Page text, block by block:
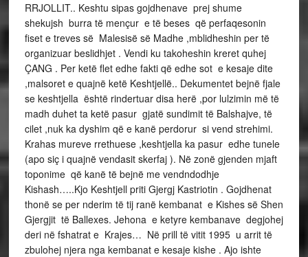
RRJOLLIT.. Keshtu sipas gojdhenave prej shume
shekujsh burra të mençur e të beses që perfaqesonin
fiset e treves së Malesisë së Madhe ,mblidheshin per të
organizuar beslidhjet . Vendi ku takoheshin kreret quhej
ÇANG . Per ketë flet edhe fakti që edhe sot e kesaje dite
,malsoret e quajnë ketë Keshtjellë.. Dekumentet bejnë fjale
se keshtjella është rindertuar disa herë ,por lulzimin më të
madh duhet ta ketë pasur gjatë sundimit të Balshajve, të
cilet ,nuk ka dyshim që e kanë perdorur si vend strehimi.
Krahas mureve rrethuese ,keshtjella ka pasur edhe tunele
(apo siç i quajnë vendasit skerfaj ). Në zonë gjenden mjaft
toponime që kanë të bejnë me vendndodhje
Kishash…..Kjo Keshtjell priti Gjergj Kastriotin . Gojdhenat
thonë se per nderim të tij ranë kembanat e Kishes së Shen
Gjergjit të Ballexes. Jehona e ketyre kembanave degjohej
deri në fshatrat e Krajes… Në prill të vitit 1995 u arrit të
zbulohej njera nga kembanat e kesaje kishe . Ajo ishte